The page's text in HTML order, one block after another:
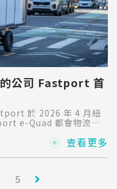
公司 Fastport 首
於 2026 年 4 月紐
e-Quad 都會物流車
術，改變最後一公里的
查看更多
5 keyboard_arrow_right